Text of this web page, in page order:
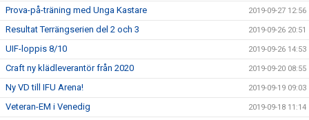
Prova-på-träning med Unga Kastare 2019-09-27 12:56
Resultat Terrängserien del 2 och 3 2019-09-26 20:51
UIF-loppis 8/10 2019-09-26 14:53
Craft ny klädleverantör från 2020 2019-09-20 08:55
Ny VD till IFU Arena! 2019-09-19 09:03
Veteran-EM i Venedig 2019-09-18 11:14